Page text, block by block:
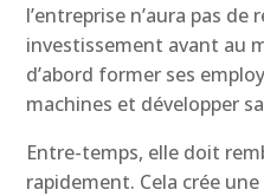
l’entreprise n’aura pas de
investissement avant au
d’abord former ses
machines et développer
Entre-temps, elle doit
rapidement. Cela crée